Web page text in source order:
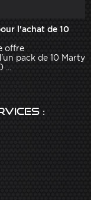
l'achat de 10
offre
pack de 10 Marty
: